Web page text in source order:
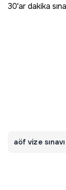
30'ar dakika
aöf vize